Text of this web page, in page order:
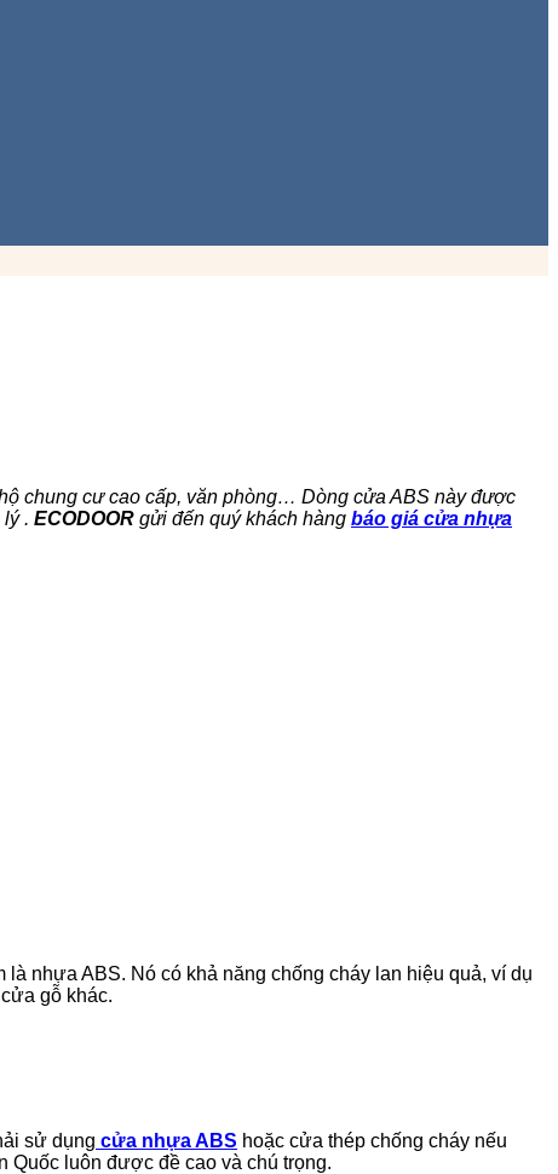
chung cư cao cấp, văn phòng… Dòng cửa ABS này được
. ECODOOR gửi đến quý khách hàng báo giá cửa nhựa
nhựa ABS. Nó có khả năng chống cháy lan hiệu quả, ví dụ
gỗ khác.
sử dụng cửa nhựa ABS hoặc cửa thép chống cháy nếu
Quốc luôn được đề cao và chú trọng.